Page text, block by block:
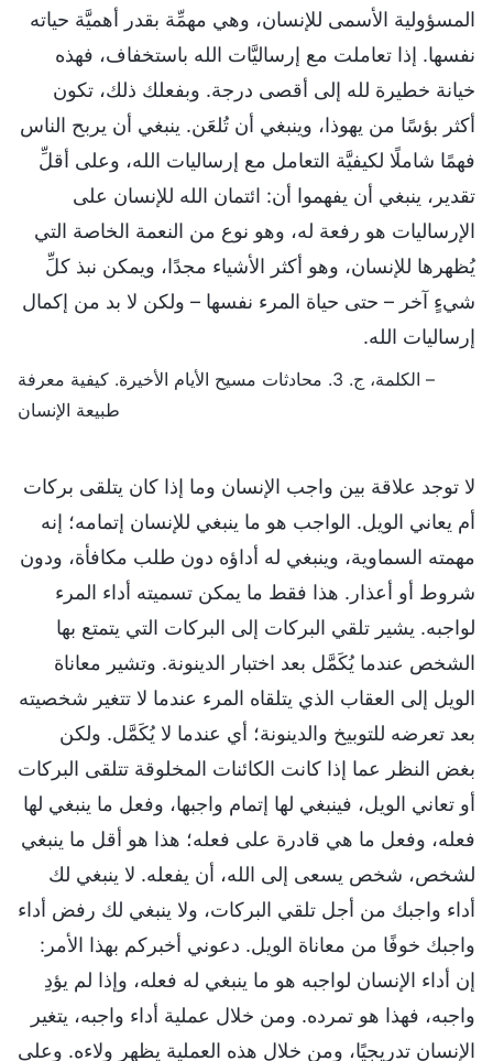
المسؤولية الأسمى للإنسان، وهي مهمِّة بقدر أهميَّة حياته
نفسها. إذا تعاملت مع إرساليَّات الله باستخفاف، فهذه
خيانة خطيرة لله إلى أقصى درجة. وبفعلك ذلك، تكون
أكثر بؤسًا من يهوذا، وينبغي أن تُلعَن. ينبغي أن يربح الناس
فهمًا شاملًا لكيفيَّة التعامل مع إرساليات الله، وعلى أقلِّ
تقدير، ينبغي أن يفهموا أن: ائتمان الله للإنسان على
الإرساليات هو رفعة له، وهو نوع من النعمة الخاصة التي
يُظهرها للإنسان، وهو أكثر الأشياء مجدًا، ويمكن نبذ كلِّ
شيءٍ آخر – حتى حياة المرء نفسها – ولكن لا بد من إكمال
إرساليات الله.
– الكلمة، ج. 3. محادثات مسيح الأيام الأخيرة. كيفية معرفة
طبيعة الإنسان
لا توجد علاقة بين واجب الإنسان وما إذا كان يتلقى بركات
أم يعاني الويل. الواجب هو ما ينبغي للإنسان إتمامه؛ إنه
مهمته السماوية، وينبغي له أداؤه دون طلب مكافأة، ودون
شروط أو أعذار. هذا فقط ما يمكن تسميته أداء المرء
لواجبه. يشير تلقي البركات إلى البركات التي يتمتع بها
الشخص عندما يُكَمَّل بعد اختبار الدينونة. وتشير معاناة
الويل إلى العقاب الذي يتلقاه المرء عندما لا تتغير شخصيته
بعد تعرضه للتوبيخ والدينونة؛ أي عندما لا يُكَمَّل. ولكن
بغض النظر عما إذا كانت الكائنات المخلوقة تتلقى البركات
أو تعاني الويل، فينبغي لها إتمام واجبها، وفعل ما ينبغي لها
فعله، وفعل ما هي قادرة على فعله؛ هذا هو أقل ما ينبغي
لشخص، شخص يسعى إلى الله، أن يفعله. لا ينبغي لك
أداء واجبك من أجل تلقي البركات، ولا ينبغي لك رفض أداء
واجبك خوفًا من معاناة الويل. دعوني أخبركم بهذا الأمر:
إن أداء الإنسان لواجبه هو ما ينبغي له فعله، وإذا لم يؤدِ
واجبه، فهذا هو تمرده. ومن خلال عملية أداء واجبه، يتغير
الإنسان تدريجيًا، ومن خلال هذه العملية يظهر ولاءه. وعلى